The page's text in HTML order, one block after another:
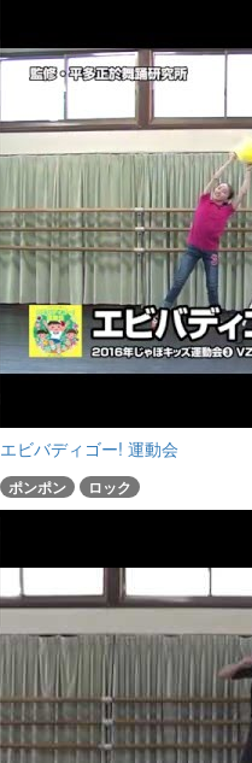
エビバディゴー! 運動会
ポンポン ロック